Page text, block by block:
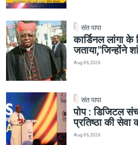
संत पापा
कार्डिनल लांगा
जताया,"जिन्होंने
Aug 06, 2026
संत पापा
पोप : डिजिटल
प्रतिष्ठा की सेवा
Aug 06, 2026